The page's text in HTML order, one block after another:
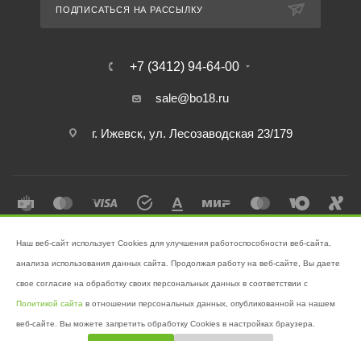
ПОДПИСАТЬСЯ НА РАССЫЛКУ
+7 (3412) 94-64-00
sale@bo18.ru
г. Ижевск, ул. Лесозаводская 23/179
поддержании чистоты!
Наш веб-сайт использует Cookies для улучшения работоспособности веб-сайта,
анализа использования данных сайта. Продолжая работу на веб-сайте, Вы даете
свое согласие на обработку своих персональных данных в соответствии с
Политикой сайта в отношении персональных данных, опубликованной на нашем
веб-сайте. Вы можете запретить обработку Cookies в настройках браузера.